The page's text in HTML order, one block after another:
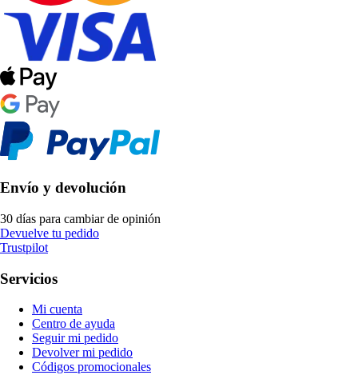
Envío y devolución
30 días para cambiar de opinión
Devuelve tu pedido
Trustpilot
Servicios
Mi cuenta
Centro de ayuda
Seguir mi pedido
Devolver mi pedido
Códigos promocionales